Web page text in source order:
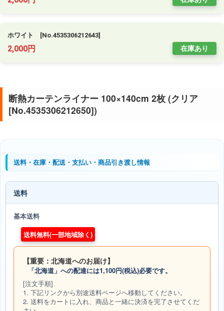
ホワイト [No.4535306212643]
2,000円 在庫あり
断熱カーテンライナー 100×140cm 2枚 (クリア
[No.4535306212650])
送料・在庫・配送・支払い・商品引き渡し情報
送料
基本送料
送料無料(一部地域除く)
【重要：北海道へのお届け】
「北海道」への配達には1,100円(税込)必要です。
[注文手順]
1. 下記リンクから別途送料ページへ移動してください。
2. 送料をカートに入れ、商品と一緒に決済を完了させてくだ